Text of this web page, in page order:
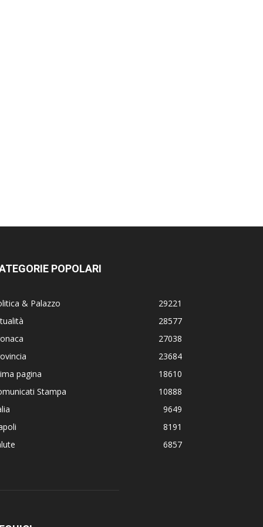
POPOLARI
& Palazzo
29221
28577
27038
23684
pagina
18610
Stampa
10888
9649
8191
6857